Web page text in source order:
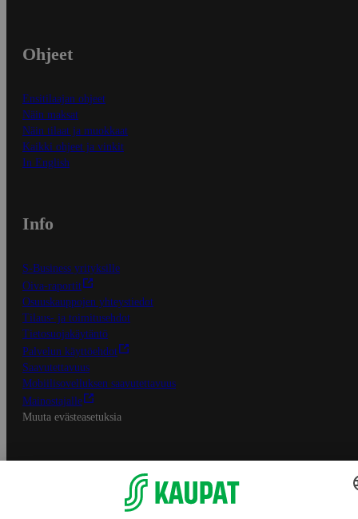
Ohjeet
Ensitilaajan ohjeet
Näin maksat
Näin tilaat ja muokkaat
Kaikki ohjeet ja vinkit
In English
Info
S-Business yrityksille
Oiva-raportit
Osuuskauppojen yhteystiedot
Tilaus- ja toimitusehdot
Tietosuojakäytäntö
Palvelun käyttöehdot
Saavutettavuus
Mobiilisovelluksen saavutettavuus
Mainostajalle
Muuta evästeasetuksia
S-ryhmän palvelut